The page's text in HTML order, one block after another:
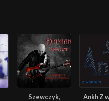
Szewczyk,
Ankh Z